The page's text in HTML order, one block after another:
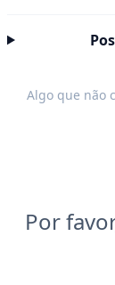
Algo que não
Por